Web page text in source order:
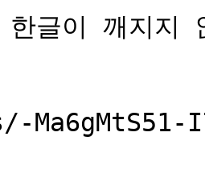
한글이 깨지지